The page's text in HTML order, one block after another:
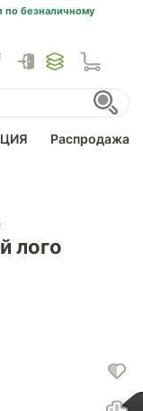
по безналичному
Распродажа
лого